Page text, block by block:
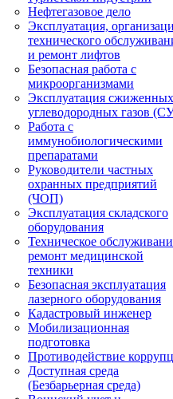
Нефтегазовое дело
Эксплуатация,
технического
и ремонт лифтов
Безопасная работа с
микроорганизмами
Эксплуатация сжиженных
углеводородных газов
Работа с
иммунобиологическими
препаратами
Руководители частных
охранных предприятий
(ЧОП)
Эксплуатация складского
оборудования
Техническое
ремонт медицинской
техники
Безопасная эксплуатация
лазерного оборудования
Кадастровый инженер
Мобилизационная
подготовка
Противодействие
Доступная среда
(Безбарьерная среда)